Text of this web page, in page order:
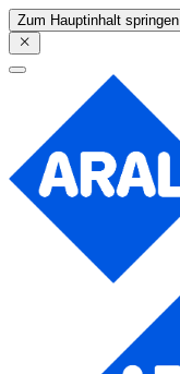
Zum Hauptinhalt springen